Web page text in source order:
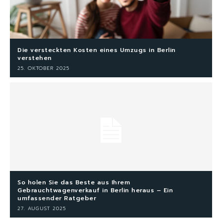
Die versteckten Kosten eines Umzugs in Berlin
verstehen
25. OKTOBER 2025
So holen Sie das Beste aus Ihrem
Gebrauchtwagenverkauf in Berlin heraus – Ein
umfassender Ratgeber
27. AUGUST 2025